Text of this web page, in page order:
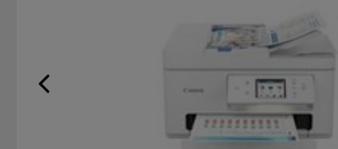
Previous